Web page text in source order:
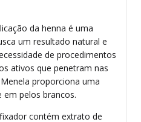
da henna é uma
um resultado natural e
de procedimentos
ativos que penetram nas
proporciona uma
em pelos brancos.
contém extrato de